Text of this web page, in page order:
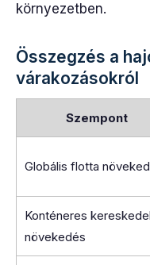
környezetben.
Összegzés a
várakozásokról
Szempont
Globális flotta
Konténeres
növekedés